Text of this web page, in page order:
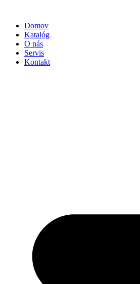
obsah
Domov
Katalóg
O nás
Servis
Kontakt